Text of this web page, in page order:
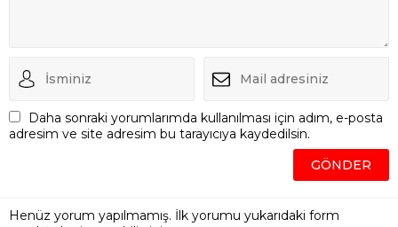
Daha sonraki yorumlarımda kullanılması için adım, e-posta
adresim ve site adresim bu tarayıcıya kaydedilsin.
Henüz yorum yapılmamış. İlk yorumu yukarıdaki form